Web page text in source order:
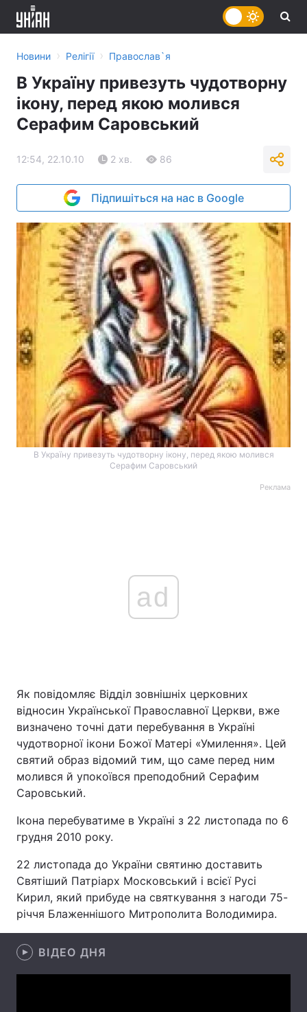
Політика
Економіка Світ
Спорт Наука
Техно і зв'язок
Зброя Інциденти
Цікавинки Погода
Екологія Регіони
Лонгріди
Новини › Релігії › Православ`я
В Україну привезуть чудотворну
ікону, перед якою молився
Серафим Саровський
12:54, 22.10.10 2 хв. 86
Підпишіться на нас в Google
В Україну привезуть чудотворну ікону, перед якою молився
Серафим Саровський
Реклама
ad
Як повідомляє Відділ зовнішніх церковних
відносин Української Православної Церкви, вже
визначено точні дати перебування в Україні
чудотворної ікони Божої Матері «Умилення». Цей
святий образ відомий тим, що саме перед ним
молився й упокоївся преподобний Серафим
Саровський.
Ікона перебуватиме в Україні з 22 листопада по 6
грудня 2010 року.
22 листопада до України святиню доставить
Святіший Патріарх Московський і всієї Русі
Кирил, який прибуде на святкування з нагоди 75-
річчя Блаженнішого Митрополита Володимира.
ВІДЕО ДНЯ